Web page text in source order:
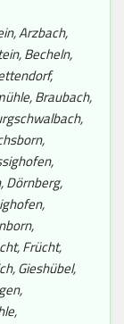
Arzbach,
Becheln,
Braubach,
Dörnberg,
Frücht,
Gieshübel,